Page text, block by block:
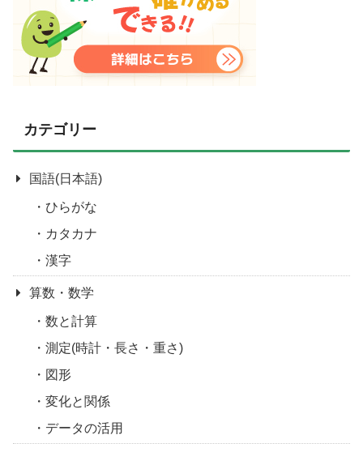
カテゴリー
国語(日本語)
ひらがな
カタカナ
漢字
算数・数学
数と計算
測定(時計・長さ・重さ)
図形
変化と関係
データの活用